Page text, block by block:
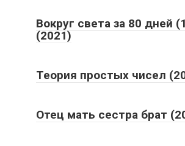
Вокруг света за 80 дней
(2021)
Теория простых чисел
Отец мать сестра брат